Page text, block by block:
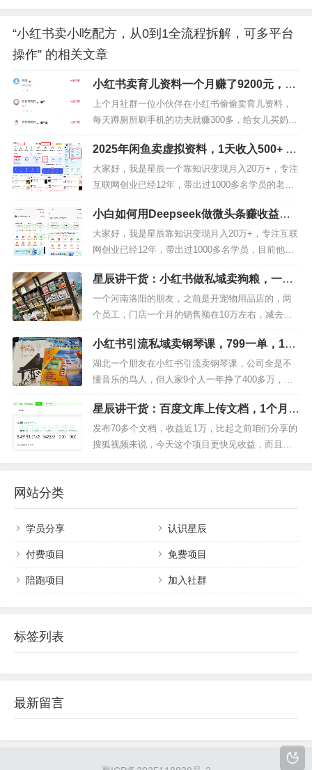
常有价值的东西。唯一需要注意的点就是，封面要加
盖公章，公章有专门的软件可以制作的，制作的过程
中需要注意我们使用的公司名字不能是已经存在的公
司，什么原因你应该懂，所以我们取完名字后最好去
百度查下看看有没有这家公司。
做好以后把小吃配方直接打印出来，用一个像素
高一点的手机拍照，然后就可以发布图文了。这种方
法的缺点就是需要一点打印成本，不过可以忽略不
计，优点就是原创度高，建议用这种方式去做。另一
种方法就是直接将图片上传，这种方法非常简单，增
加原创度的方法可以像对标账号一样用软件做一个印
“小红书卖小吃配方，从0到1全流程拆解，可多平台
操作” 的相关文章
小红书卖育儿资料一个月赚了9200元，手
机操作就能干
上个月社群一位小伙伴在小红书偷偷卖育儿资料，
每天蹲厕所刷手机的功夫就赚300多，给女儿买奶粉
的钱都不用找老公要了。这项目真没啥门槛，不用
你花钱囤货、不用学剪辑拍视频，所有资料都能白
嫖，甚至不用露脸！手把手教你用小红书把宝妈们
的焦虑变成你的零花钱，有手就能抄的傻瓜教程‌第
一步：‌ 选品秘诀，这些育儿资...
2025年闲鱼卖虚拟资料，1天收入500+ 低
成本开店全流程【保姆级教程】
大家好，我是星辰一个靠知识变现月入20万+，专注
互联网创业已经12年，带出过1000多名学员的老司
机，如果你对我还不够了解的，可以看看下面这篇
文章，我会告诉你，我是如何从负债20多万，后
来，靠知识变现成功翻身上岸的！做知识变现3年，
7个月还清200万负债，赚钱的方法很重要！今天给
大家分享如何通过闲鱼...
小白如何用Deepseek做微头条赚收益，
无脑操作，单号1天收益200+
大家好，我是星辰靠知识变现月入20万+，专注互联
网创业已经12年，带出过1000多名学员，目前他们
通过互联网也做到了月入10万，我每天给大家分享
项目的目的就是为了让更多人能够有学习的机会。
都在挣钱！每周分享2-3个靠谱项目，这里是梧桐有
术社群今天给大家分享如何用Deepseek写微头条赚
收益，简直是...
星辰讲干货：小红书做私域卖狗粮，一个
月挣10万+
一个河南洛阳的朋友，之前是开宠物用品店的，两
个员工，门店一个月的销售额在10万左右，减去杂
七杂八的费用，每个月能落两万多元。后来口罩期
间关门不干了，开始家里蹲，去年年初房贷连续3个
月还不上，开始急了。正好去年在洛阳那边帮朋友
公司做员工私域培训，中间一块吃了个饭，他真的
是穷途末路了，连70块钱的饭钱都...
小红书引流私域卖钢琴课，799一单，1年
挣了400多万
湖北一个朋友在小红书引流卖钢琴课，公司全是不
懂音乐的鸟人，但人家9个人一年挣了400多万，具
体的方法今天就给大家详细的讲讲。为了证明方法
的真实度，我特意把产品买回来了。首先咱们来聊
聊，9个人一年挣400多万多吗？确实不算少，因为
我在2015-2017年的时候，也卖过乐器课程，我卖的
星辰讲干货：百度文库上传文档，1个月2
000-5000管道收益
发布70多个文档，收益近1万，比起之前咱们分享的
搜狐视频来说，今天这个项目更快见收益，而且更
个百度文库的项目就不一样了，只要你去做，每个
月还有固定工资（发布数量补贴...
网站分类
学员分享 认识星辰
付费项目 免费项目
陪跑项目 加入社群
标签列表
最新留言